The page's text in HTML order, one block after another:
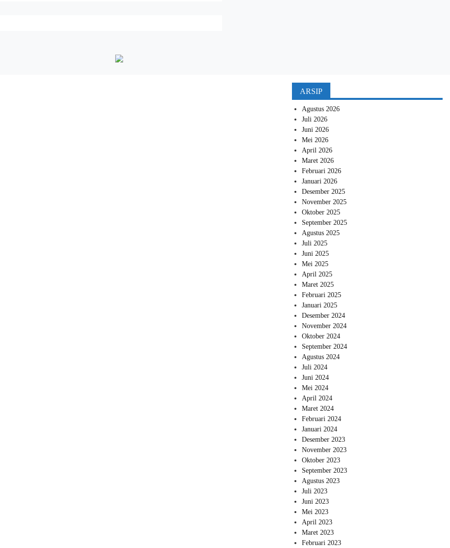
ARSIP
Agustus 2026
Juli 2026
Juni 2026
Mei 2026
April 2026
Maret 2026
Februari 2026
Januari 2026
Desember 2025
November 2025
Oktober 2025
September 2025
Agustus 2025
Juli 2025
Juni 2025
Mei 2025
April 2025
Maret 2025
Februari 2025
Januari 2025
Desember 2024
November 2024
Oktober 2024
September 2024
Agustus 2024
Juli 2024
Juni 2024
Mei 2024
April 2024
Maret 2024
Februari 2024
Januari 2024
Desember 2023
November 2023
Oktober 2023
September 2023
Agustus 2023
Juli 2023
Juni 2023
Mei 2023
April 2023
Maret 2023
Februari 2023